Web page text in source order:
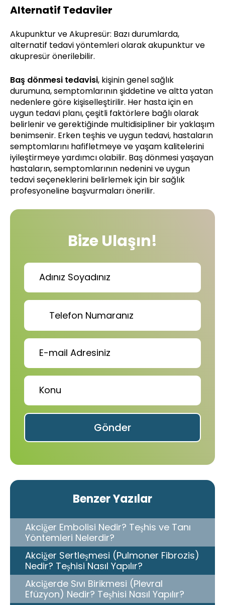
Alternatif Tedaviler
Akupunktur ve Akupresür: Bazı durumlarda,
alternatif tedavi yöntemleri olarak akupunktur ve
akupresür önerilebilir.
Baş dönmesi tedavisi, kişinin genel sağlık
durumuna, semptomlarının şiddetine ve altta yatan
nedenlere göre kişiselleştirilir. Her hasta için en
uygun tedavi planı, çeşitli faktörlere bağlı olarak
belirlenir ve gerektiğinde multidisipliner bir yaklaşım
benimsenir. Erken teşhis ve uygun tedavi, hastaların
semptomlarını hafifletmeye ve yaşam kalitelerini
iyileştirmeye yardımcı olabilir. Baş dönmesi yaşayan
hastaların, semptomlarının nedenini ve uygun
tedavi seçeneklerini belirlemek için bir sağlık
profesyoneline başvurmaları önerilir.
Bize Ulaşın!
Gönder
Benzer Yazılar
Akciğer Embolisi Nedir? Teşhis ve Tanı
Yöntemleri Nelerdir?
Akciğer Sertleşmesi (Pulmoner Fibrozis)
Nedir? Teşhisi Nasıl Yapılır?
Akciğerde Sıvı Birikmesi (Plevral
Efüzyon) Nedir? Teşhisi Nasıl Yapılır?